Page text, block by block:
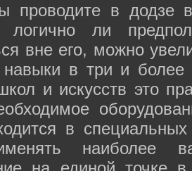
проводите в додзе
ли
вне его, можно
навыки в три и
и искусств это
в
наиболее